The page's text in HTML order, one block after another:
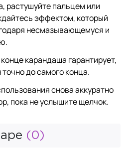
растушуйте пальцем или
эффектом, который
несмазывающемуся и
карандаша гарантирует,
до самого конца.
снова аккуратно
пока не услышите щелчок.
(0)